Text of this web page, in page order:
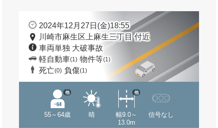
2024年12月27日(金)18:55
川崎市麻生区上麻生三丁目 付近
車両単独 大破事故
軽自動車(1) 物件等(1)
死亡(0) 負傷(1)
55～64歳
他
晴
幅9.0～
13.0m
他
信号なし